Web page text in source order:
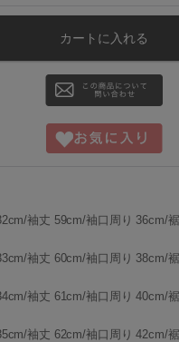
袖丈 59cm/袖口周り 36cm/
袖丈 60cm/袖口周り 38cm/
袖丈 61cm/袖口周り 40cm/
袖丈 62cm/袖口周り 42cm/